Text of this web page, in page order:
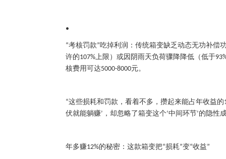
•
“考核罚款”吃掉利润 ：传统箱变缺乏动态无功补偿
许的107%上限）或因阴雨天负荷骤降降低（低于
核费用可达5000-8000元。
“这些损耗和罚款，看着不多，攒起来能占年收益的
伏就能躺赚’ ，却忽略了箱变这个‘中间环节’的隐性
年多赚12%的秘密：这款箱变把“损耗”变“收益”